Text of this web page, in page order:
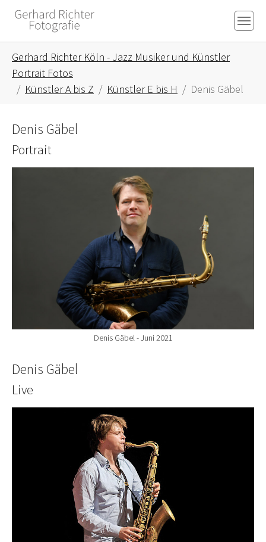
Skip to main content
Skip to page footer
Gerhard Richter Köln - Jazz Musiker und Künstler
Portrait Fotos
Künstler A bis Z
Künstler E bis H Denis Gäbel
Denis Gäbel
Portrait
Denis Gäbel - Juni 2021
Denis Gäbel
Live
Show larger version for: